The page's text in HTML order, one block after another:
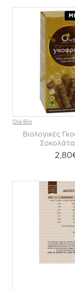
Ola-Bio
Βιολογικές